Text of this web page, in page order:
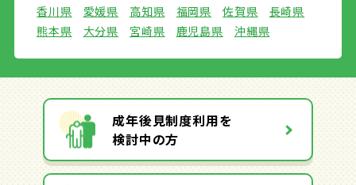
香川県
愛媛県 高知県 福岡県 佐賀県
長崎県
熊本県
大分県 宮崎県 鹿児島県 沖縄県
成年後見制度利用を
検討中の方